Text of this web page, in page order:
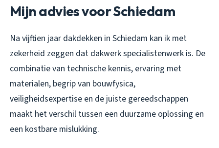
Mijn advies voor Schiedam
Na vijftien jaar dakdekken in Schiedam kan ik met
zekerheid zeggen dat dakwerk specialistenwerk is. De
combinatie van technische kennis, ervaring met
materialen, begrip van bouwfysica,
veiligheidsexpertise en de juiste gereedschappen
maakt het verschil tussen een duurzame oplossing en
een kostbare mislukking.